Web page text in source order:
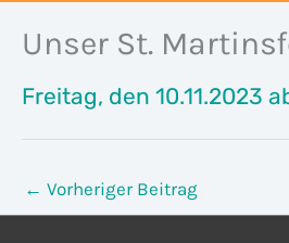
Unser St.
Freitag, den 10.11.2023
← Vorheriger Beitrag